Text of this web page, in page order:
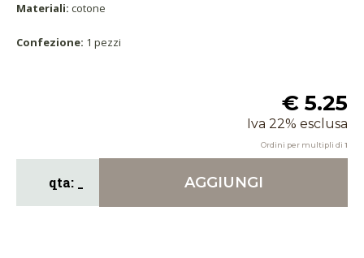
Materiali: cotone
Confezione: 1 pezzi
€ 5.25
Iva 22% esclusa
Ordini per multipli di 1
AGGIUNGI